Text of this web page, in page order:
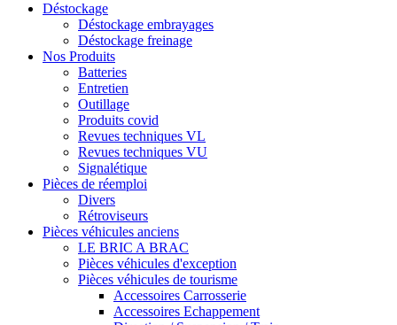
Déstockage
Déstockage embrayages
Déstockage freinage
Nos Produits
Batteries
Entretien
Outillage
Produits covid
Revues techniques VL
Revues techniques VU
Signalétique
Pièces de réemploi
Divers
Rétroviseurs
Pièces véhicules anciens
LE BRIC A BRAC
Pièces véhicules d'exception
Pièces véhicules de tourisme
Accessoires Carrosserie
Accessoires Echappement